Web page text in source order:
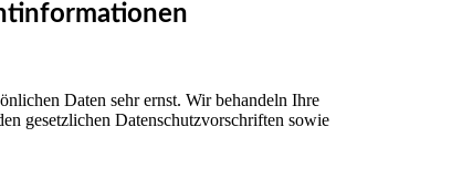
Daten sehr ernst. Wir behandeln Ihre
gesetzlichen Datenschutzvorschriften sowie